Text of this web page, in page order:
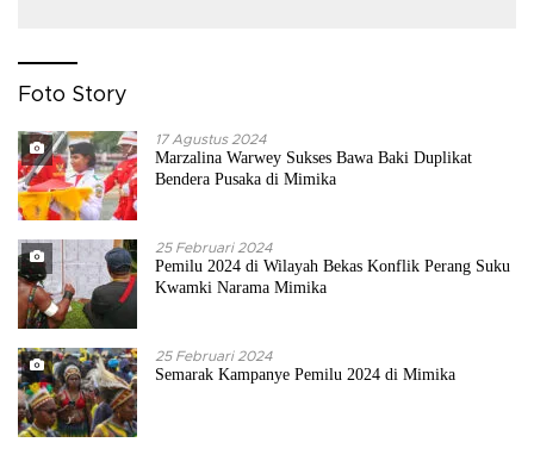
Foto Story
17 Agustus 2024
Marzalina Warwey Sukses Bawa Baki Duplikat
Bendera Pusaka di Mimika
25 Februari 2024
Pemilu 2024 di Wilayah Bekas Konflik Perang Suku
Kwamki Narama Mimika
25 Februari 2024
Semarak Kampanye Pemilu 2024 di Mimika